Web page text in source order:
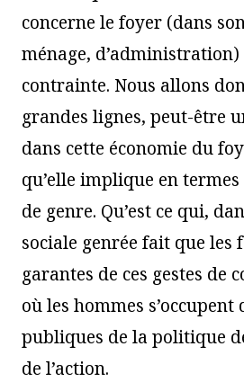
concerne le foyer (dans
ménage,
contrainte. Nous allons
grandes lignes, peut-être
dans cette économie du
qu’elle implique en
de genre. Qu’est ce qui,
sociale genrée fait que les
garantes de ces gestes de
où les hommes s’occupent
publiques de la politique
de l’action.